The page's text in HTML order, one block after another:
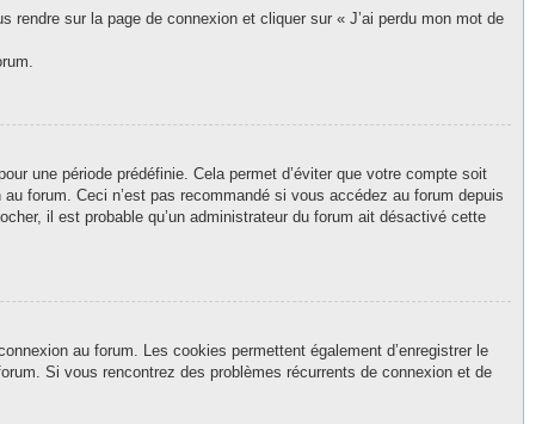
sur la page de connexion et cliquer sur « J’ai perdu mon mot de
une période prédéfinie. Cela permet d’éviter que votre compte soit
forum. Ceci n’est pas recommandé si vous accédez au forum depuis
il est probable qu’un administrateur du forum ait désactivé cette
au forum. Les cookies permettent également d’enregistrer le
Si vous rencontrez des problèmes récurrents de connexion et de